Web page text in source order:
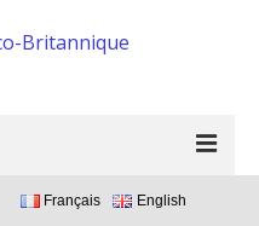
Britannique
Français English